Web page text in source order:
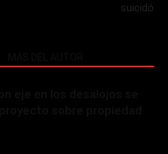
suicidó